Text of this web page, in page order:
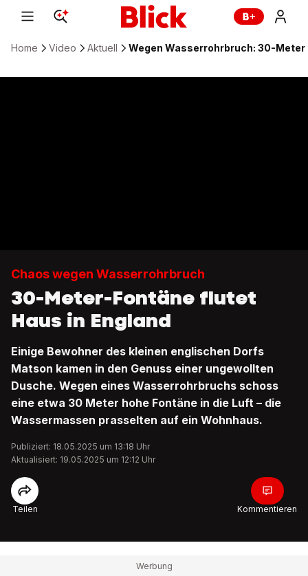
Home Video Aktuell Wegen Wasserrohrbruch: 30-
Chaos wegen Wasserrohrbruch
30-Meter-Fontäne flutet
Haus in England
Einige Bewohner des kleinen englischen Dorfs
Matson kamen in den Genuss einer ungewollten
Dusche. Wegen eines Wasserrohrbruchs schoss
eine etwa 30 Meter hohe Fontäne in die Luft – die
Wassermassen prasselten auf ein Wohnhaus.
Publiziert: 18.05.2025 um 13:18 Uhr
Aktualisiert: 19.05.2025 um 12:12 Uhr
Teilen Kommentieren